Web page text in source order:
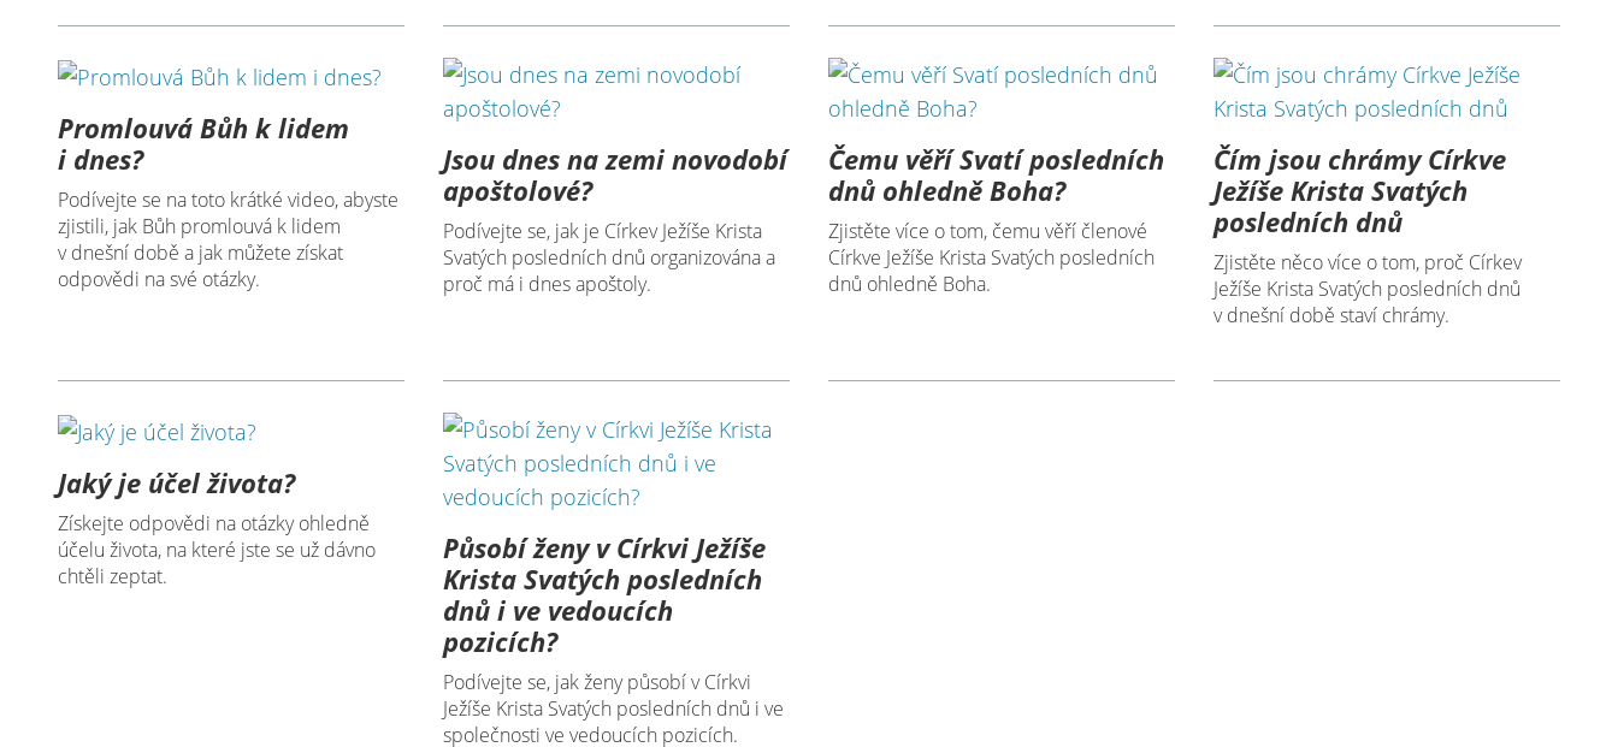
Promlouvá Bůh k lidem
i dnes?
Podívejte se na toto krátké video, abyste
zjistili, jak Bůh promlouvá k lidem
v dnešní době a jak můžete získat
odpovědi na své otázky.
Jsou dnes na zemi novodobí
apoštolové?
Podívejte se, jak je Církev Ježíše Krista
Svatých posledních dnů organizována a
proč má i dnes apoštoly.
Čemu věří Svatí posledních
dnů ohledně Boha?
Zjistěte více o tom, čemu věří členové
Církve Ježíše Krista Svatých posledních
dnů ohledně Boha.
Čím jsou chrámy Církve
Ježíše Krista Svatých
posledních dnů
Zjistěte něco více o tom, proč Církev
Ježíše Krista Svatých posledních dnů
v dnešní době staví chrámy.
Jaký je účel života?
Získejte odpovědi na otázky ohledně
účelu života, na které jste se už dávno
chtěli zeptat.
Působí ženy v Církvi Ježíše
Krista Svatých posledních
dnů i ve vedoucích
pozicích?
Podívejte se, jak ženy působí v Církvi
Ježíše Krista Svatých posledních dnů i ve
společnosti ve vedoucích pozicích.